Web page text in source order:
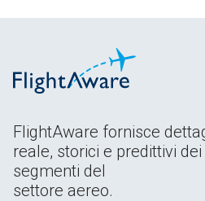
FlightAware fornisce
reale, storici e predittivi
segmenti del
settore aereo.